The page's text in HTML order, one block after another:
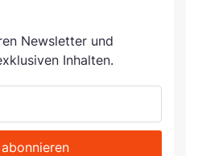
Newsletter und
Inhalten.